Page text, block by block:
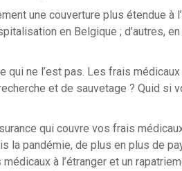
une couverture plus étendue à
en Belgique ; d’autres,
qui ne l’est pas. Les frais
et de sauvetage ? Quid si
qui couvre vos frais
la pandémie, de plus en plus de
à l’étranger et un